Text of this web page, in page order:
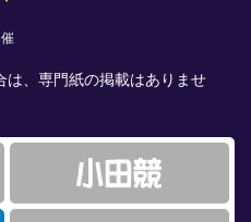
は、専門紙の掲載はありませ